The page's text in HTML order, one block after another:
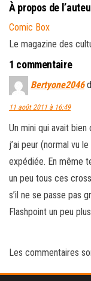
À propos de
Comic Box
Le magazine des
1 commentaire
Bertyone2046
11 août 2011 à 16:49
Un mini qui avait
j’ai peur (normal vu
expédiée. En même
un peu tous ces
s’il ne se passe pas
Flashpoint un peu
Les commentaires